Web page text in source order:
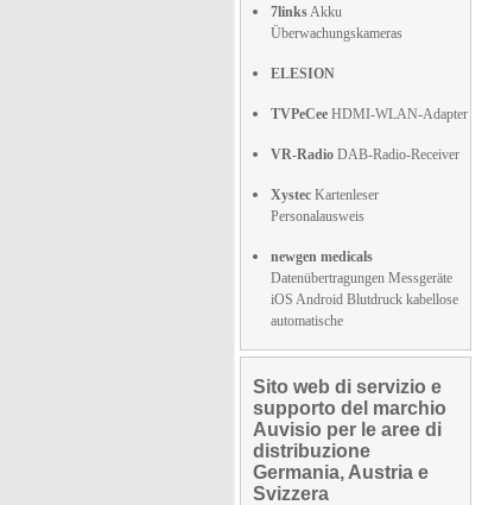
7linksAkku
Überwachungskameras
ELESION
TVPeCee HDMI-WLAN-Adapter
VR-Radio DAB-Radio-Receiver
Xystec Kartenleser
Personalausweis
newgen medicals
Datenübertragungen Messgeräte
iOS Android Blutdruck kabellose
automatische
Sito web di servizio e
supporto del marchio
Auvisio per le aree di
distribuzione
Germania, Austria e
Svizzera